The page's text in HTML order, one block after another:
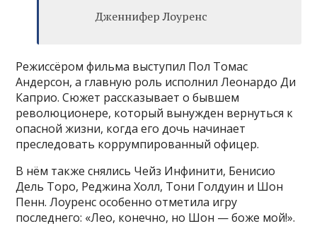
Дженнифер Лоуренс
Режиссёром фильма выступил Пол Томас
Андерсон, а главную роль исполнил Леонардо Ди
Каприо. Сюжет рассказывает о бывшем
революционере, который вынужден вернуться к
опасной жизни, когда его дочь начинает
преследовать коррумпированный офицер.
В нём также снялись Чейз Инфинити, Бенисио
Дель Торо, Реджина Холл, Тони Голдуин и Шон
Пенн. Лоуренс особенно отметила игру
последнего: «Лео, конечно, но Шон — боже мой!».